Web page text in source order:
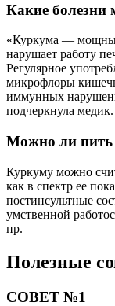
Какие болезни
«Куркума —
нарушает работу
Регулярное
микрофлоры
иммунных
подчеркнула медик.
Можно ли
Куркуму можно
как в спектр ее
постинсультные
умственной
пр.
Полезные
СОВЕТ №1